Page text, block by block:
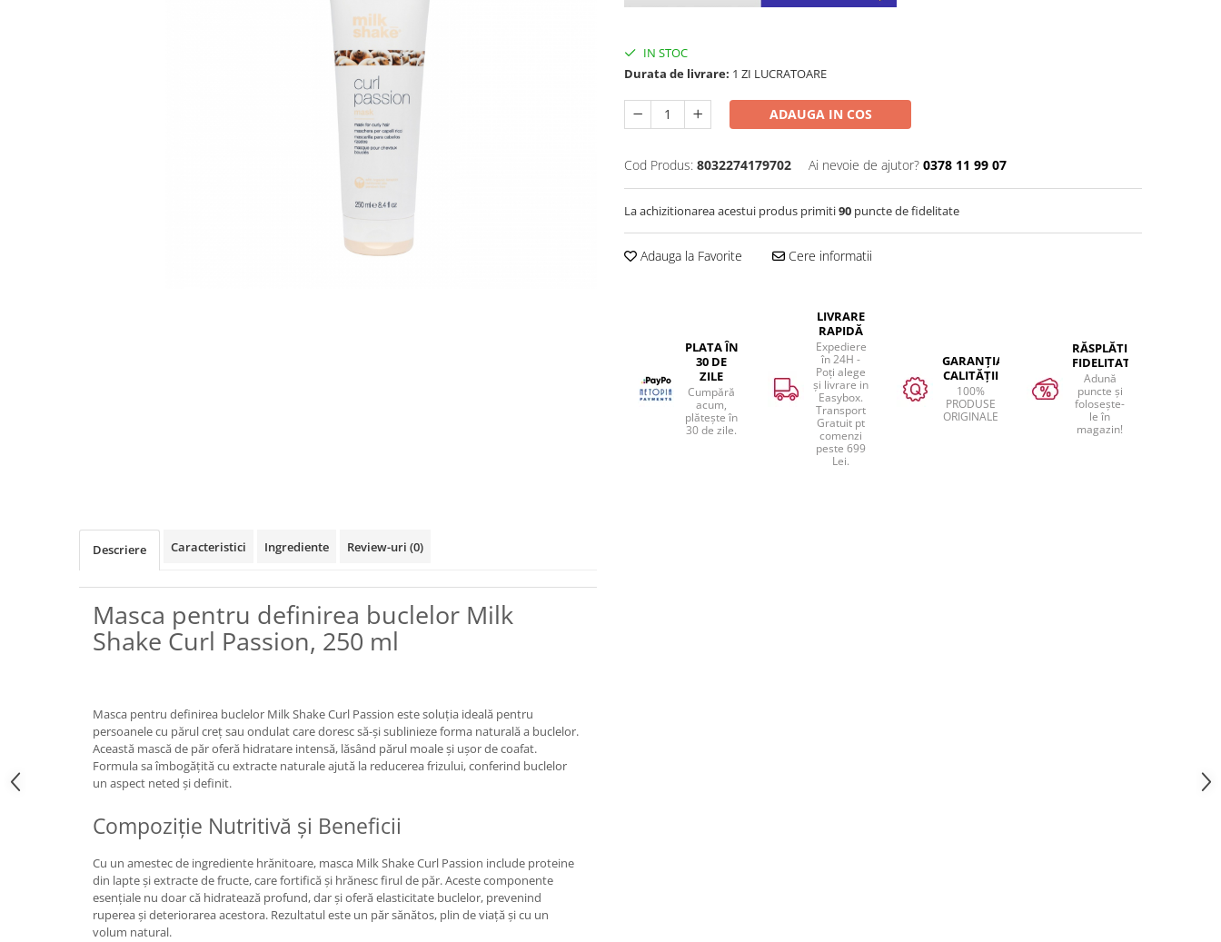
IN STOC
Durata de livrare: 1 ZI LUCRATOARE
ADAUGA IN COS
Cod Produs: 8032274179702 Ai nevoie de ajutor? 0378 11 99 07
La achizitionarea acestui produs primiti90 puncte de fidelitate
Adauga la Favorite Cere informatii
PLATA ÎN
30 DE
ZILE
Cumpără
acum,
plătește în
30 de zile.
LIVRARE
RAPIDĂ
Expediere
în 24H -
Poți alege
și livrare in
Easybox.
Transport
Gratuit pt
comenzi
peste 699
Lei.
GARANȚIA
CALITĂȚII
100%
PRODUSE
ORIGINALE
RĂSPLĂTIM
FIDELITATEA
Adună
puncte și
folosește-
le în
magazin!
Descriere Caracteristici Ingrediente Review-uri (0)
Masca pentru definirea buclelor Milk
Shake Curl Passion, 250 ml
Masca pentru definirea buclelor Milk Shake Curl Passion este soluția ideală pentru
persoanele cu părul creț sau ondulat care doresc să-și sublinieze forma naturală a buclelor.
Această mască de păr oferă hidratare intensă, lăsând părul moale și ușor de coafat.
Formula sa îmbogățită cu extracte naturale ajută la reducerea frizului, conferind buclelor
un aspect neted și definit.
Compoziție Nutritivă și Beneficii
Cu un amestec de ingrediente hrănitoare, masca Milk Shake Curl Passion include proteine
din lapte și extracte de fructe, care fortifică și hrănesc firul de păr. Aceste componente
esențiale nu doar că hidratează profund, dar și oferă elasticitate buclelor, prevenind
ruperea și deteriorarea acestora. Rezultatul este un păr sănătos, plin de viață și cu un
volum natural.